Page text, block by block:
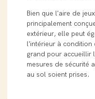
Bien que l'aire de
principalement
extérieur, elle peut
l'intérieur à condition
grand pour accueillir
mesures de sécurité
au sol soient prises.